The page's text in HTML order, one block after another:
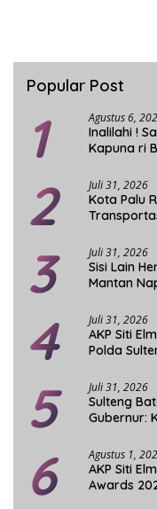
Popular Post
1 Agustus 6,
Inalilahi !
Kapuna ri
2 Juli 31, 2026
Kota Palu
3 Juli 31, 2026
Sisi Lain
Mantan
4 Juli 31, 2026
AKP Siti
Polda
5 Juli 31, 2026
Sulteng
Gubernur:
6 Agustus 1,
AKP Siti
Awards